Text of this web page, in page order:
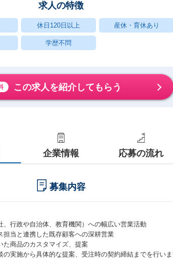
求人の特徴
休日120日以上 産休・育休あり
学歴不問
この求人を紹介してもらう
企業情報 応募の流れ
募集内容
、行政や自治体、教育機関）への幅広い営業活動
担当と連携した既存顧客への深耕営業
た商品のカスタマイズ、提案
の実施から具体的な提案、受注時の契約締結までを行い